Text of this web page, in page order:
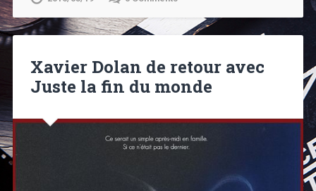
Xavier Dolan de retour avec
Juste la fin du monde